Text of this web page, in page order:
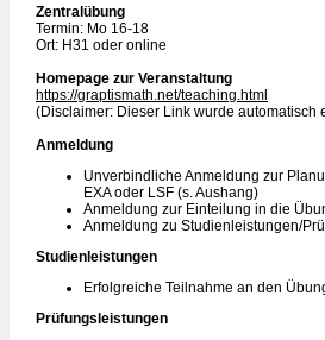
Zentralübung
Termin: Mo 16-18
Ort: H31 oder online
Homepage zur Veranstaltung
https://graptismath.net/teaching.html
(Disclaimer: Dieser Link wurde automatisch
Anmeldung
Unverbindliche Anmeldung zur
EXA oder LSF (s. Aushang)
Anmeldung zur Einteilung in die
Anmeldung zu Studienleistungen/
Studienleistungen
Erfolgreiche Teilnahme an den
Prüfungsleistungen